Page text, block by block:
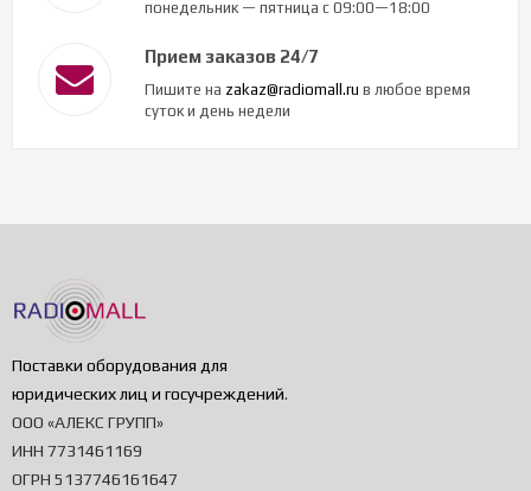
понедельник — пятница с 09:00—18:00
Прием заказов 24/7
Пишите на zakaz@radiomall.ru в любое время
суток и день недели
Поставки оборудования для
юридических лиц и госучреждений.
ООО «АЛЕКС ГРУПП»
ИНН 7731461169
ОГРН 5137746161647